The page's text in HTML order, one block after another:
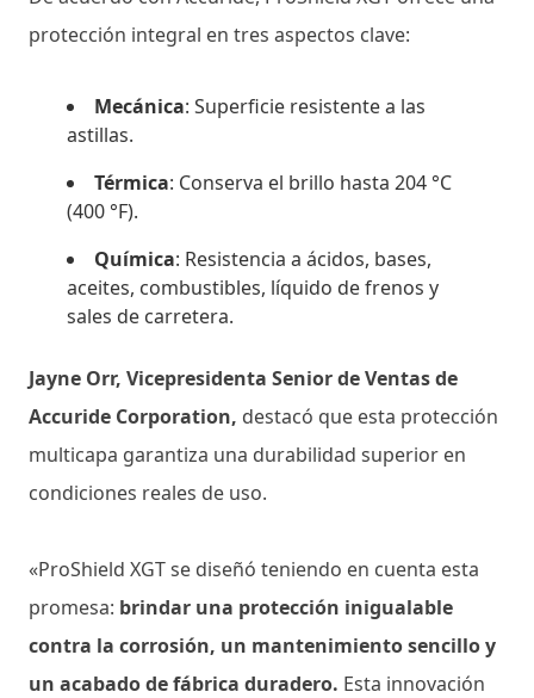
protección integral en tres aspectos clave:
Mecánica: Superficie resistente a las
astillas.
Térmica: Conserva el brillo hasta 204 °C
(400 °F).
Química: Resistencia a ácidos, bases,
aceites, combustibles, líquido de frenos y
sales de carretera.
Jayne Orr, Vicepresidenta Senior de Ventas de
Accuride Corporation, destacó que esta protección
multicapa garantiza una durabilidad superior en
condiciones reales de uso.
«ProShield XGT se diseñó teniendo en cuenta esta
promesa: brindar una protección inigualable
contra la corrosión, un mantenimiento sencillo y
un acabado de fábrica duradero. Esta innovación